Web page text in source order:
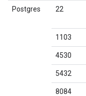
Postgres 22
1103
4530
5432
8084